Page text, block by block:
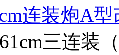
连装炮A型
三连装